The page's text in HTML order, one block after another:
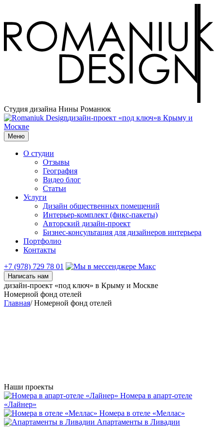
Студия дизайна Нины Романюк
дизайн-проект «под ключ»в Крыму и
Москве
Меню
О студии
Отзывы
География
Видео блог
Статьи
Услуги
Дизайн общественных помещений
Интерьер‑комплект (фикс‑пакеты)
Авторский дизайн‑проект
Бизнес-консультация для дизайнеров интерьера
Портфолио
Контакты
+7 (978) 729 78 01
Написать нам
дизайн-проект «под ключ» в Крыму и Москве
Номерной фонд отелей
Главная/ Номерной фонд отелей
Наши проекты
Номера в апарт-отеле
«Лайнер»
Номера в отеле «Меллас»
Апартаменты в Ливадии